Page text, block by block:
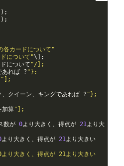
) ;
) ;
カードについて"
について"\ ] ;
について "/];
あれば ? "};
"];
、クイーン、キングであれば ? "};
加算"];
数が 0より大きく、得点が 21 より大
より大きく、得点が 21 より大きい
り大きく、得点が 21より大きい